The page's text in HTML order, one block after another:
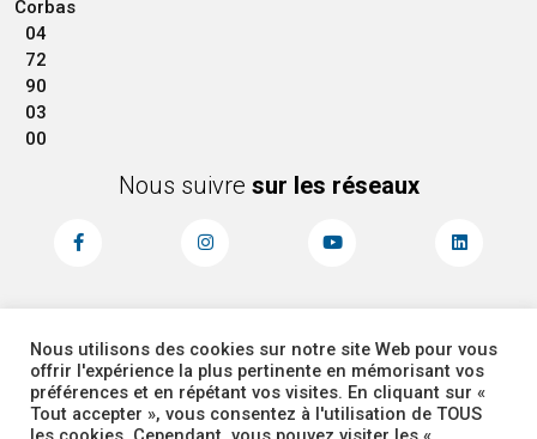
Corbas
04
72
90
03
00
Nous suivre sur les réseaux
MENTIONS LÉGALES
PLAN DU SITE
ACCESSIBILITÉ
ADMINISTRATEUR
Nous utilisons des cookies sur notre site Web pour vous
offrir l'expérience la plus pertinente en mémorisant vos
préférences et en répétant vos visites. En cliquant sur «
Tout accepter », vous consentez à l'utilisation de TOUS